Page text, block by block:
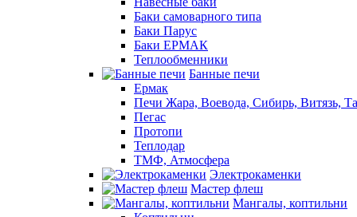
Баки самоварного типа
Баки Парус
Баки ЕРМАК
Теплообменники
Банные печи
Ермак
Печи Жара, Воевода, Сибирь, Витязь,
Пегас
Протопи
Теплодар
ТМФ, Атмосфера
Электрокаменки
Мастер флеш
Мангалы, коптильни